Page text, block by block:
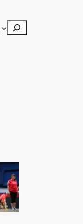
Rechercher